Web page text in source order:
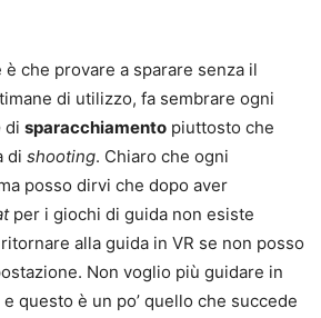
che provare a sparare senza il
di utilizzo, fa sembrare ogni
di sparacchiamento piuttosto che
di shooting. Chiaro che ogni
posso dirvi che dopo aver
per i giochi di guida non esiste
alla guida in VR se non posso
Non voglio più guidare in
questo è un po’ quello che succede